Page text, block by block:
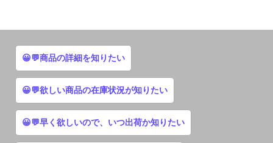
😀💬商品の詳細を知りたい
😀💬欲しい商品の在庫状況が知りたい
😀💬早く欲しいので、いつ出荷か知りたい